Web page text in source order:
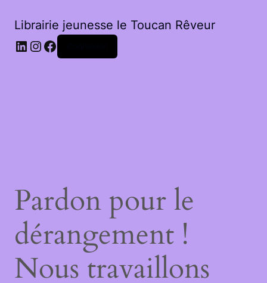
Librairie jeunesse le Toucan Rêveur
LinkedIn
Instagram
Facebook
Pardon pour le
dérangement !
Nous travaillons